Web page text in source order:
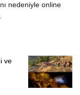
nedeniyle online
ve